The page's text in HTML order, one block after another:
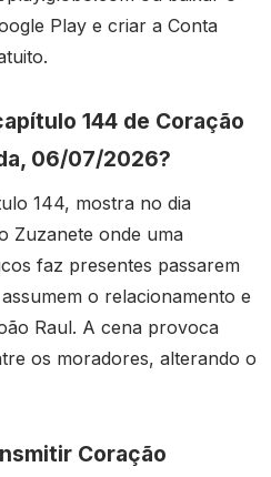
Play e criar a Conta
144 de Coração
06/07/2026?
144, mostra no dia
Zuzanete onde uma
faz presentes passarem
o relacionamento e
Raul. A cena provoca
os moradores, alterando o
Coração